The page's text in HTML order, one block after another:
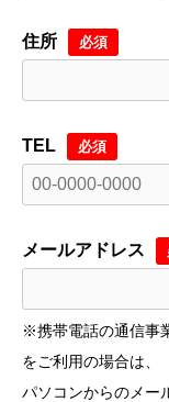
住所 必須
TEL 必須
メールアドレス
※携帯電話の通信事
をご利用の場合は、
パソコンからのメー